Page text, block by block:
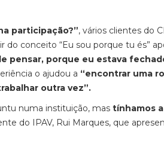
participação?”, vários clientes do
conceito “Eu sou porque tu és”
pensar, porque eu estava
o ajudou a “encontrar uma
outra vez”.
numa instituição, mas tínhamos
do IPAV, Rui Marques, que